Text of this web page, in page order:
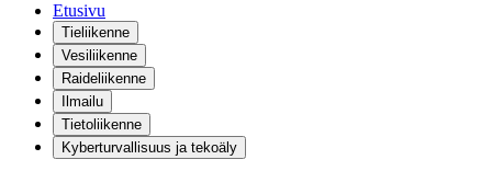
Etusivu
Tieliikenne
Vesiliikenne
Raideliikenne
Ilmailu
Tietoliikenne
Kyberturvallisuus ja tekoäly